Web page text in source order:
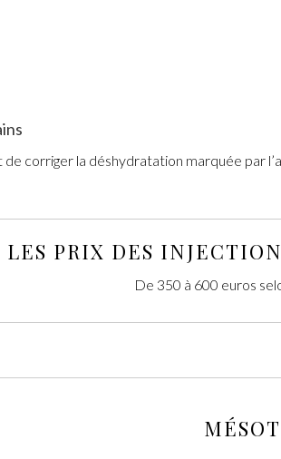
de corriger la déshydratation marquée
LES PRIX DES
De 350 à 600 euros